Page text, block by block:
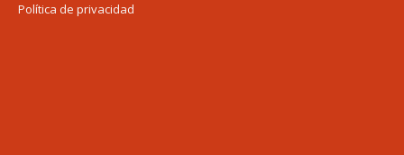
Política de privacidad